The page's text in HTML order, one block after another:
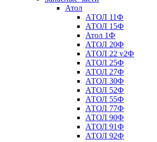
Атол
АТОЛ 11Ф
АТОЛ 15Ф
Атол 1Ф
АТОЛ 20Ф
АТОЛ 22 v2Ф
АТОЛ 25Ф
АТОЛ 27Ф
АТОЛ 30Ф
АТОЛ 52Ф
АТОЛ 55Ф
АТОЛ 77Ф
АТОЛ 90Ф
АТОЛ 91Ф
АТОЛ 92Ф